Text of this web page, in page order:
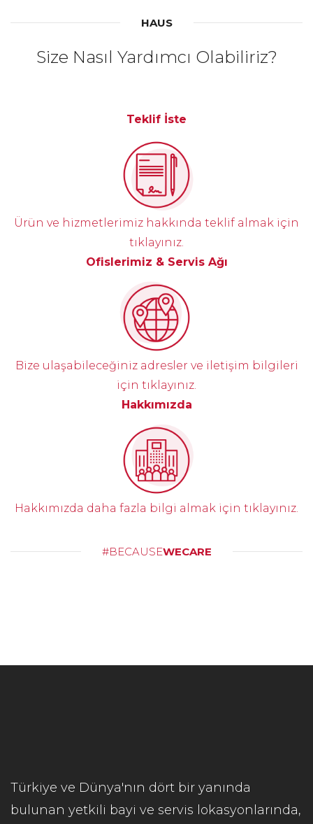
HAUS
Size Nasıl Yardımcı Olabiliriz?
Teklif İste
Ürün ve hizmetlerimiz hakkında teklif almak için
tıklayınız.
Ofislerimiz & Servis Ağı
Bize ulaşabileceğiniz adresler ve iletişim bilgileri
için tıklayınız.
Hakkımızda
Hakkımızda daha fazla bilgi almak için tıklayınız.
#BECAUSEWECARE
Türkiye ve Dünya'nın dört bir yanında
bulunan yetkili bayi ve servis lokasyonlarında,